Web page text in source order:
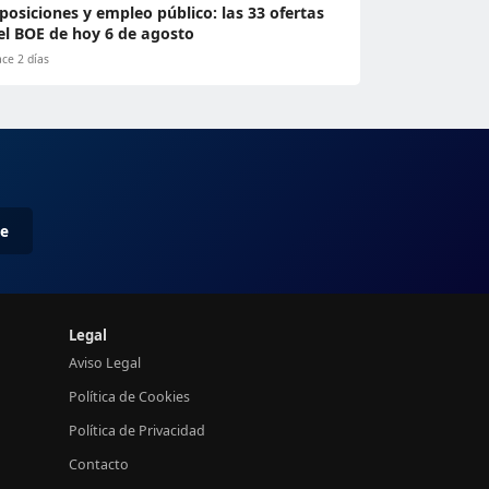
y empleo público: las 33 ofertas
BOE de hoy 6 de agosto
2 días
Legal
Aviso Legal
Política de Cookies
Política de Privacidad
Contacto